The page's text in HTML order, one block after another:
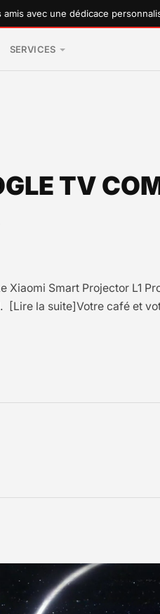
une dédicace personnalisée !
SERVICES
TV
Smart Projector L1
la suite]Votre café et